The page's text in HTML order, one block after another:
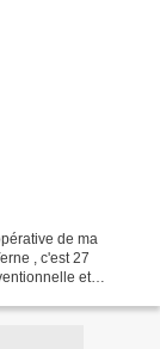
de ma
, c'est 27
et